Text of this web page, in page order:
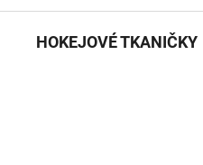
HOKEJOVÉ TKANIČKY